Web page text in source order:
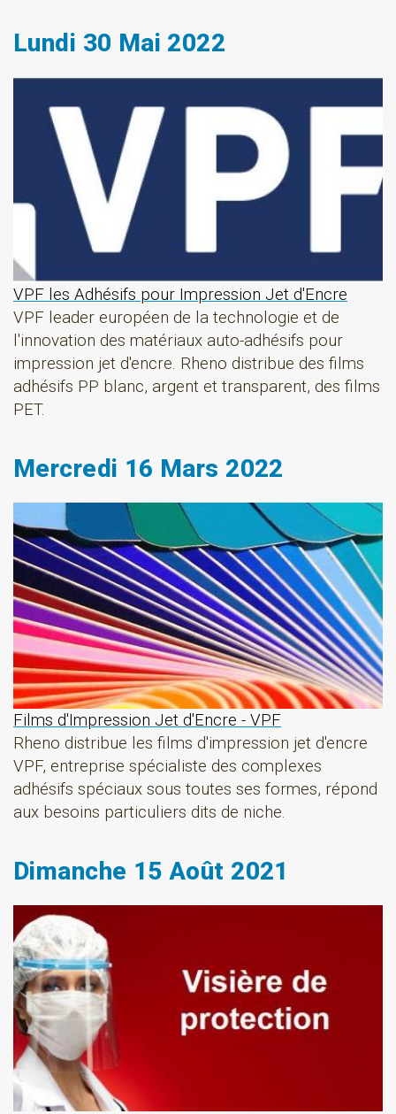
Lundi 30 Mai 2022
VPF les Adhésifs pour Impression Jet d'Encre
VPF leader européen de la technologie et de
l'innovation des matériaux auto-adhésifs pour
impression jet d'encre. Rheno distribue des films
adhésifs PP blanc, argent et transparent, des films
PET.
Mercredi 16 Mars 2022
Films d'Impression Jet d'Encre - VPF
Rheno distribue les films d'impression jet d'encre
VPF, entreprise spécialiste des complexes
adhésifs spéciaux sous toutes ses formes, répond
aux besoins particuliers dits de niche.
Dimanche 15 Août 2021